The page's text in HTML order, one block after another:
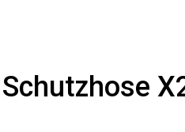
Schutzhose